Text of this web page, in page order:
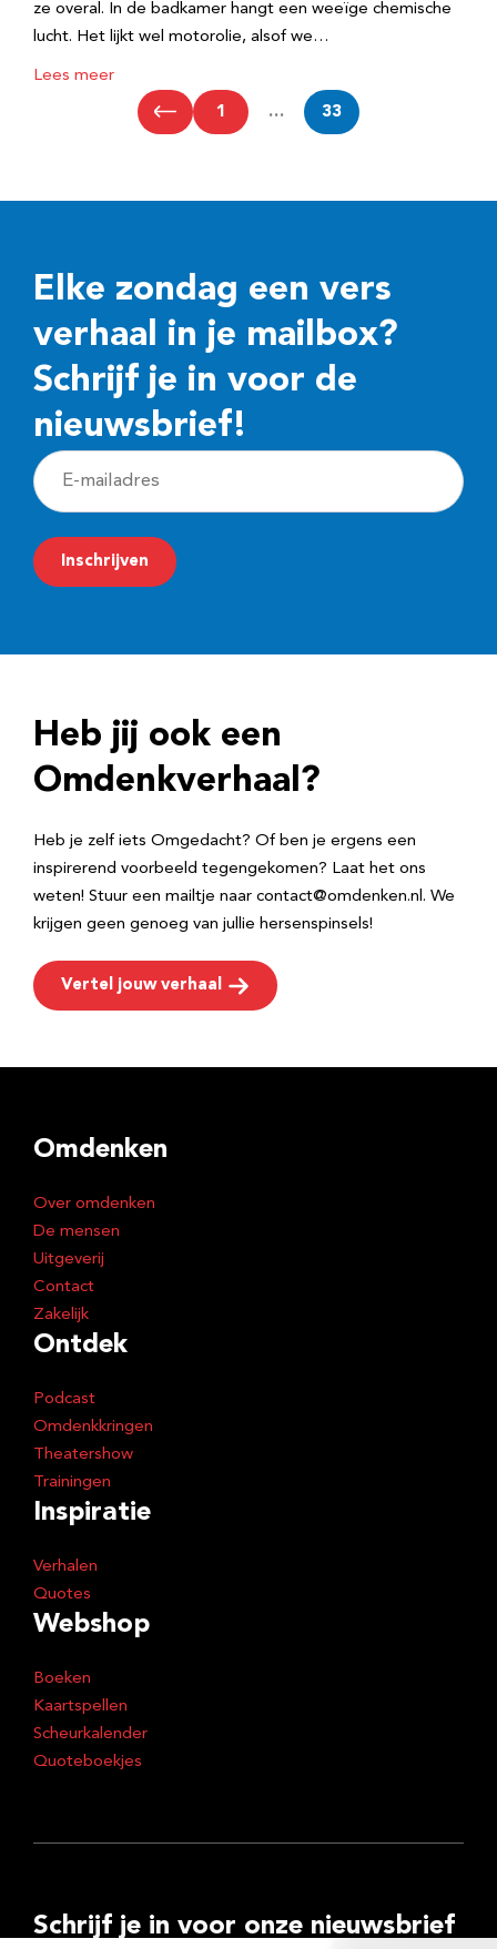
ze overal. In de badkamer hangt een weeïge chemische
lucht. Het lijkt wel motorolie, alsof we…
Lees meer
1 … 33
Elke zondag een vers
verhaal in je mailbox?
Schrijf je in voor de
nieuwsbrief!
E
-
m
a
r
e
Inschrijven
Heb jij ook een
Omdenkverhaal?
Heb je zelf iets Omgedacht? Of ben je ergens een
inspirerend voorbeeld tegengekomen? Laat het ons
weten! Stuur een mailtje naar contact@omdenken.nl. We
krijgen geen genoeg van jullie hersenspinsels!
Vertel jouw verhaal
Omdenken
Over omdenken
De mensen
Uitgeverij
Contact
Zakelijk
Ontdek
Podcast
Omdenkkringen
Theatershow
Trainingen
Inspiratie
Verhalen
Quotes
Webshop
Boeken
Kaartspellen
Scheurkalender
Quoteboekjes
Schrijf je in voor onze nieuwsbrief